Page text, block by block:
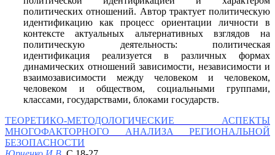
политических отношений. Автор трактует политическую
идентификацию как процесс ориентации личности в
контексте актуальных альтернативных взглядов на
политическую деятельность: политическая
идентификация реализуется в различных формах
динамических отношений зависимости, независимости и
взаимозависимости между человеком и человеком,
человеком и обществом, социальными группами,
классами, государствами, блоками государств.
ТЕОРЕТИКО-МЕТОДОЛОГИЧЕСКИЕ АСПЕКТЫ
МНОГОФАКТОРНОГО АНАЛИЗА РЕГИОНАЛЬНОЙ
БЕЗОПАСНОСТИ